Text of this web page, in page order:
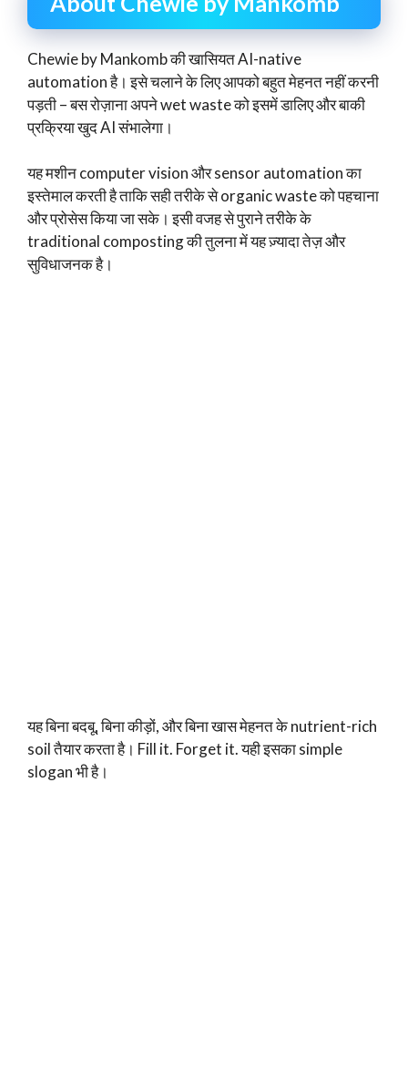
Chewie by Mankomb की खासियत AI-native
automation है। इसे चलाने के लिए आपको बहुत मेहनत नहीं करनी
पड़ती – बस रोज़ाना अपने wet waste को इसमें डालिए और बाकी
प्रक्रिया खुद AI संभालेगा।
यह मशीन computer vision और sensor automation का
इस्तेमाल करती है ताकि सही तरीके से organic waste को पहचाना
और प्रोसेस किया जा सके। इसी वजह से पुराने तरीके के
traditional composting की तुलना में यह ज़्यादा तेज़ और
सुविधाजनक है।
यह बिना बदबू, बिना कीड़ों, और बिना खास मेहनत के nutrient-rich
soil तैयार करता है। Fill it. Forget it. यही इसका simple
slogan भी है।